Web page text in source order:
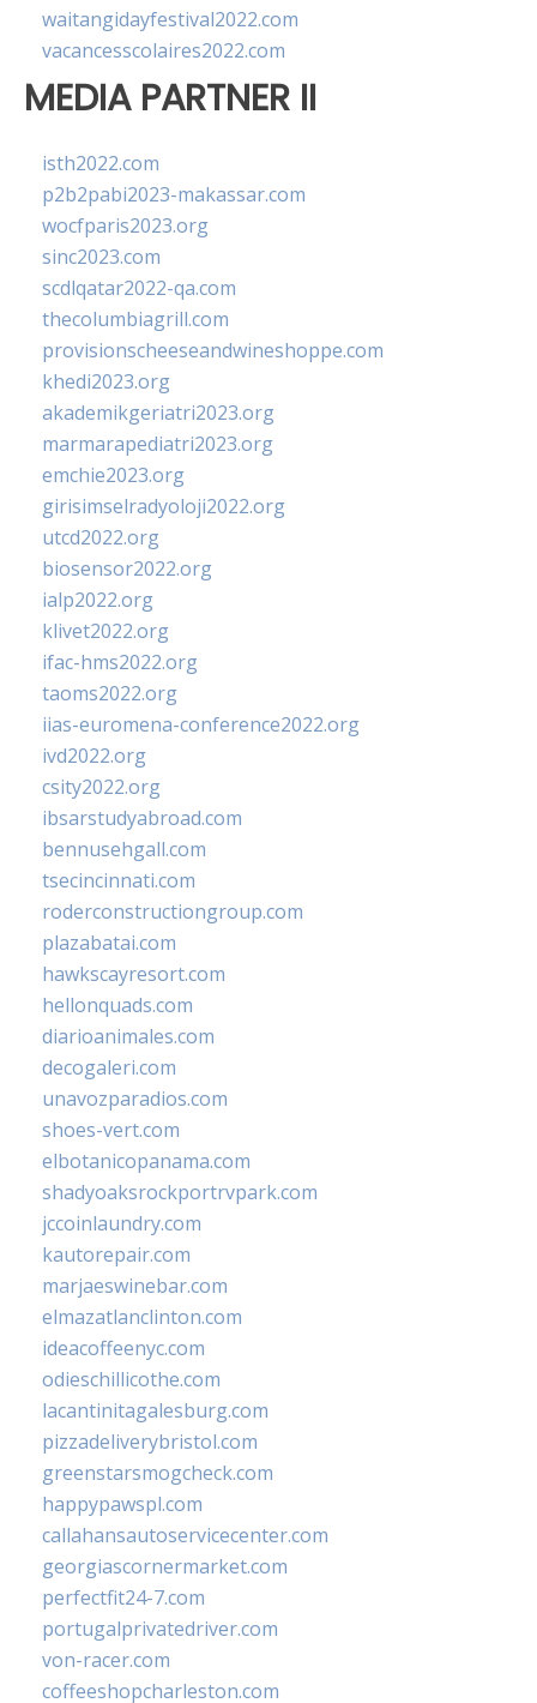
waitangidayfestival2022.com
vacancesscolaires2022.com
MEDIA PARTNER II
isth2022.com
p2b2pabi2023-makassar.com
wocfparis2023.org
sinc2023.com
scdlqatar2022-qa.com
thecolumbiagrill.com
provisionscheeseandwineshoppe.com
khedi2023.org
akademikgeriatri2023.org
marmarapediatri2023.org
emchie2023.org
girisimselradyoloji2022.org
utcd2022.org
biosensor2022.org
ialp2022.org
klivet2022.org
ifac-hms2022.org
taoms2022.org
iias-euromena-conference2022.org
ivd2022.org
csity2022.org
ibsarstudyabroad.com
bennusehgall.com
tsecincinnati.com
roderconstructiongroup.com
plazabatai.com
hawkscayresort.com
hellonquads.com
diarioanimales.com
decogaleri.com
unavozparadios.com
shoes-vert.com
elbotanicopanama.com
shadyoaksrockportrvpark.com
jccoinlaundry.com
kautorepair.com
marjaeswinebar.com
elmazatlanclinton.com
ideacoffeenyc.com
odieschillicothe.com
lacantinitagalesburg.com
pizzadeliverybristol.com
greenstarsmogcheck.com
happypawspl.com
callahansautoservicecenter.com
georgiascornermarket.com
perfectfit24-7.com
portugalprivatedriver.com
von-racer.com
coffeeshopcharleston.com